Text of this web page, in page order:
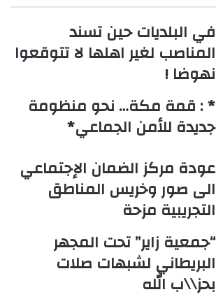
في البلديات حين تسند
المناصب لغير اهلها لا تتوقعوا
نهوضا !
* : قمة مكة… نحو منظومة
جديدة للأمن الجماعي*
عودة مركز الضمان الإجتماعي
الى صور وخريس المناطق
التجريبية مزحة
“جمعية زاير” تحت المجهر
البريطاني لشبهات صلات
بحز\\ب الله